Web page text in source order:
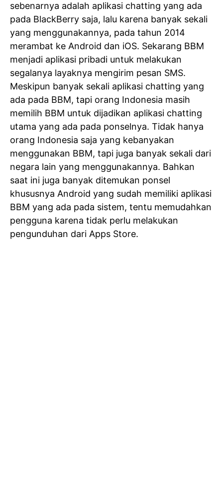
sebenarnya adalah aplikasi chatting yang ada
pada BlackBerry saja, lalu karena banyak sekali
yang menggunakannya, pada tahun 2014
merambat ke Android dan iOS. Sekarang BBM
menjadi aplikasi pribadi untuk melakukan
segalanya layaknya mengirim pesan SMS.
Meskipun banyak sekali aplikasi chatting yang
ada pada BBM, tapi orang Indonesia masih
memilih BBM untuk dijadikan aplikasi chatting
utama yang ada pada ponselnya. Tidak hanya
orang Indonesia saja yang kebanyakan
menggunakan BBM, tapi juga banyak sekali dari
negara lain yang menggunakannya. Bahkan
saat ini juga banyak ditemukan ponsel
khususnya Android yang sudah memiliki aplikasi
BBM yang ada pada sistem, tentu memudahkan
pengguna karena tidak perlu melakukan
pengunduhan dari Apps Store.